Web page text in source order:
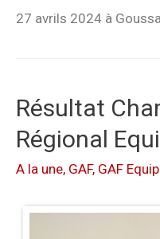
27 avrils 2024 à
Résultat
Régional
A la une, GAF, GAF